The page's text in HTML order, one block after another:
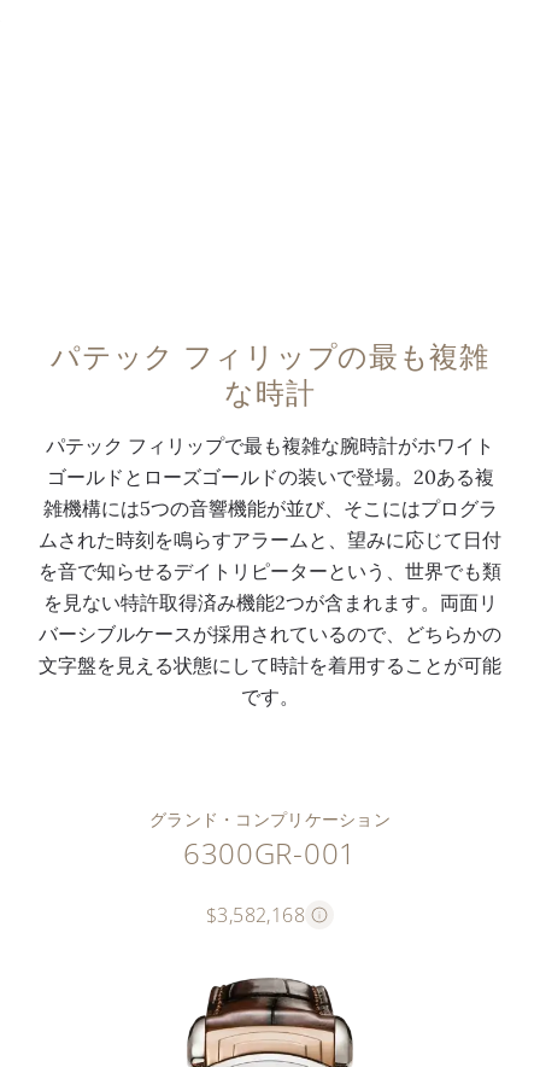
パテック フィリップの最も複雑
な時計
パテック フィリップで最も複雑な腕時計がホワイト
ゴールドとローズゴールドの装いで登場。20ある複
雑機構には5つの音響機能が並び、そこにはプログラ
ムされた時刻を鳴らすアラームと、望みに応じて日付
を音で知らせるデイトリピーターという、世界でも類
を見ない特許取得済み機能2つが含まれます。両面リ
バーシブルケースが採用されているので、どちらかの
文字盤を見える状態にして時計を着用することが可能
です。
グランド・コンプリケーション
6300GR-001
$3,582,168